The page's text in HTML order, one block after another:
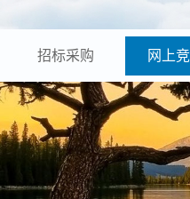
招标采购 网上